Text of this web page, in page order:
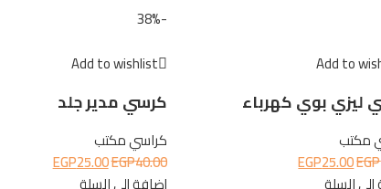
Add to
ليزي بوي كهرباء
مكتب
EGP
EGP25.00
-38%
Add to wishlist
كرسي مدير جلد
كراسي مكتب
EGP40.00
EGP25.00